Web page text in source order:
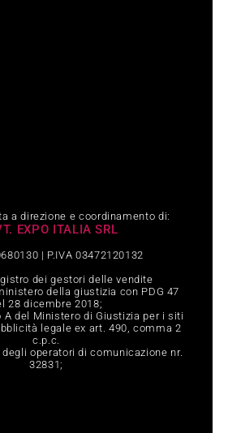
a direzione e coordinamento di:
EXPO ITALIA SRL
| P.IVA 03472120132
dei gestori delle vendite
della giustizia con PDG 47
28 dicembre 2018;
A del Ministero di Giustizia per i siti
legale ex art. 490, comma 2
c.p.c.
operatori di comunicazione nr.
32831;